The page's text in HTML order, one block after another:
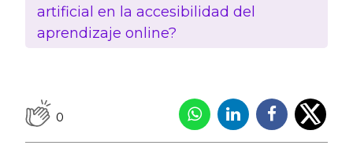
artificial en la accesibilidad del
aprendizaje online?
0